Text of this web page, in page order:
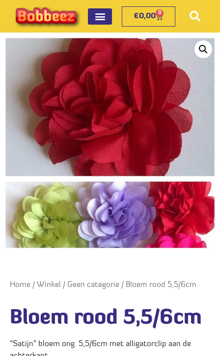
€0,00 0
Home / Winkel / Geen categorie / Bloem rood 5,5/6cm
Bloem rood 5,5/6cm
“Satijn” bloem ong. 5,5/6cm met alligatorclip aan de